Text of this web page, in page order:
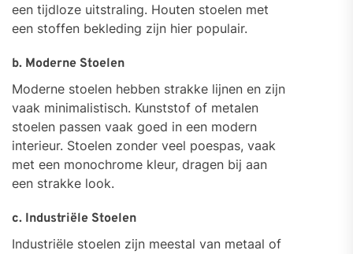
een tijdloze uitstraling. Houten stoelen met
een stoffen bekleding zijn hier populair.
b. Moderne Stoelen
Moderne stoelen hebben strakke lijnen en zijn
vaak minimalistisch. Kunststof of metalen
stoelen passen vaak goed in een modern
interieur. Stoelen zonder veel poespas, vaak
met een monochrome kleur, dragen bij aan
een strakke look.
c. Industriële Stoelen
Industriële stoelen zijn meestal van metaal of